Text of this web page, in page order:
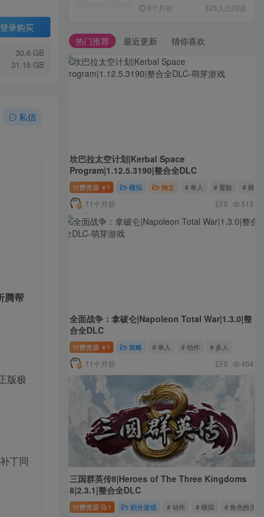
登录购买
30.6 GB
31.15 GB
私信
腾帮
版极
丁同
DLC8个月前 328人已阅读
热门推荐 最近更新 猜你喜欢
坎巴拉太空计划|Kerbal Space
Program|1.12.5.3190|整合全DLC
付费资源 ￥ 1 模拟 独立 # 单人 # 冒险 # 模拟
11个月前 0 512
全面战争：拿破仑|Napoleon Total War|1.3.0|整
合全DLC
付费资源 ￥ 1 策略 # 单人 # 动作 # 多人
11个月前 0 464
三国群英传8|Heroes of The Three Kingdoms
8|2.3.1|整合全DLC
付费资源 1 积分游戏 # 动作 # 模拟 # 角色扮演